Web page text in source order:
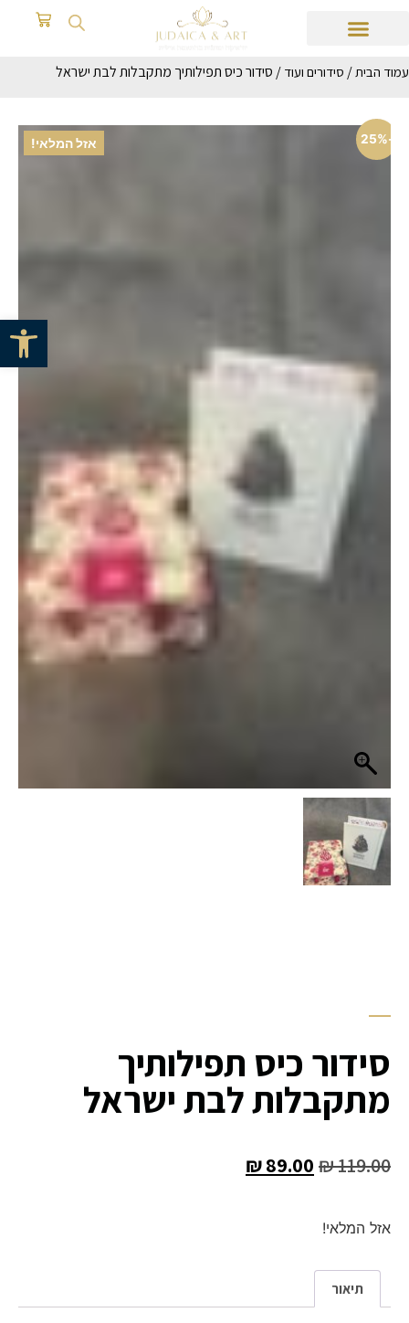
פתח
עמוד הבית/ סידורים ועוד / סידור כיס תפילותיך מתקבלות לבת ישראל
אזל המלאי! -25%
סידור כיס תפילותיך
מתקבלות לבת ישראל
₪119.00
₪89.00
אזל המלאי!
תיאור